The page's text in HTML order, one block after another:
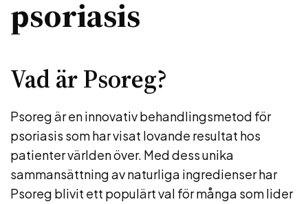
psoriasis
Vad är Psoreg?
Psoreg är en innovativ behandlingsmetod för
psoriasis som har visat lovande resultat hos
patienter världen över. Med dess unika
sammansättning av naturliga ingredienser har
Psoreg blivit ett populärt val för många som lider